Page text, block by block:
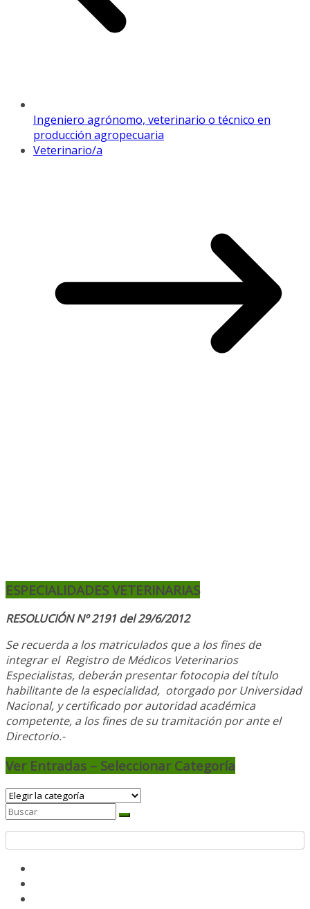
Ingeniero agrónomo, veterinario o técnico en
producción agropecuaria
Veterinario/a
ESPECIALIDADES VETERINARIAS
RESOLUCIÓN Nº 2191 del 29/6/2012
Se recuerda a los matriculados que a los fines de
integrar el Registro de Médicos Veterinarios
Especialistas, deberán presentar fotocopia del título
habilitante de la especialidad, otorgado por Universidad
Nacional, ycertificado por autoridad académica
competente, a los fines de su tramitación por ante el
Directorio.-
Ver Entradas – Seleccionar Categoría
Ver
Entradas
–
Categoría